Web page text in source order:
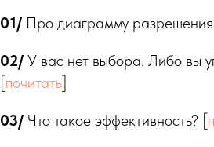
01/ Про диаграмму
02/ У вас нет выбора. Либо вы
[почитать]
03/ Что такое эффективность? [